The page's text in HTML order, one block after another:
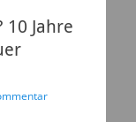
10 Jahre